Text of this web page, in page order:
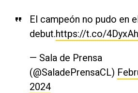
El campeón no pudo en
debut.https://t.co/
— Sala de Prensa
(@SaladePrensaCL)
2024